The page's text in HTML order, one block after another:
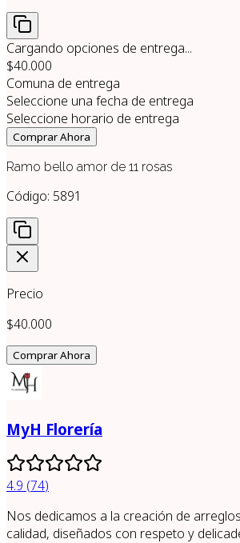
Cargando opciones de entrega...
$40.000
Comuna de entrega
Seleccione una fecha de entrega
Seleccione horario de entrega
Comprar Ahora
Ramo bello amor de 11 rosas
Código: 5891
Precio
$40.000
Comprar Ahora
MyH Florería
4.9 (74)
Nos dedicamos a la creación de
calidad, diseñados con respeto y